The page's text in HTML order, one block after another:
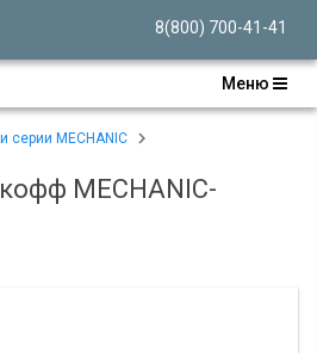
8(800) 700-41-41
Меню
серии MECHANIC
MECHANIC-